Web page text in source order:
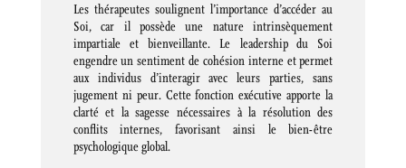
Les thérapeutes soulignent l’importance d’accéder au
Soi, car il possède une nature intrinsèquement
impartiale et bienveillante. Le leadership du Soi
engendre un sentiment de cohésion interne et permet
aux individus d’interagir avec leurs parties, sans
jugement ni peur. Cette fonction exécutive apporte la
clarté et la sagesse nécessaires à la résolution des
conflits internes, favorisant ainsi le bien-être
psychologique global.